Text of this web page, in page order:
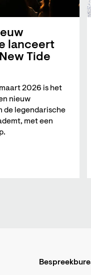
lanceert
Tide
2026 is het
nieuw
de legendarische
met een